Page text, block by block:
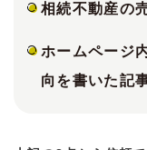
相続不動産の
ホームページ
向を書いた記